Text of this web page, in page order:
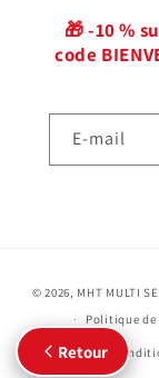
🎁 -10 %
code
E-mail
© 2026, MHT MULTI
Politique
Retour